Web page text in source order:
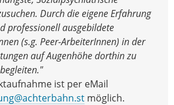
Durch die eigene Erfahrung
professionell ausgebildete
(s.g. Peer-ArbeiterInnen) in der
auf Augenhöhe dorthin zu
ist per eMail
möglich.